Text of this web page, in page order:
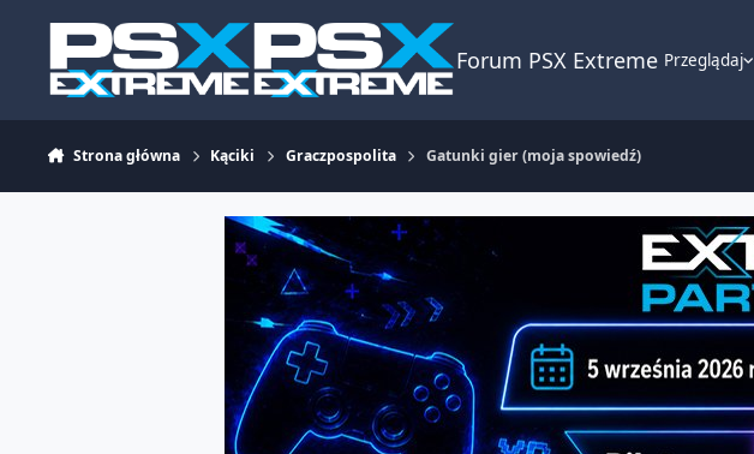
Forum PSX Extreme Przeglądaj
Strona główna Kąciki Graczpospolita Gatunki gier (moja spowiedź)